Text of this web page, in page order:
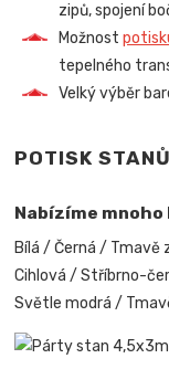
zipů, spojení
Možnost
tepelného
Velký výběr
POTISK
Nabízíme
Bílá / Černá /
Cihlová / Stříbrno-
Světle modrá /